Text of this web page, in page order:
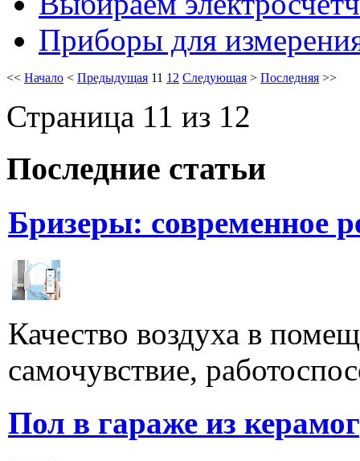
Приборы для
<< Начало < Предыдущая 11 12 Следующая > Последняя >>
Страница 11 из 12
Последние статьи
Бризеры: современное
Качество воздуха в
самочувствие,
Пол в гараже из